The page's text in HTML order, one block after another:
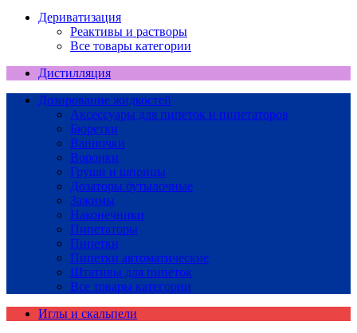
Дериватизация
Реактивы и растворы
Все товары категории
Дистилляция
Дозирование жидкостей
Аксессуары для пипеток и пипетаторов
Бюретки
Ванночки
Воронки
Груши и шприцы
Дозаторы бутылочные
Зажимы
Наконечники
Пипетаторы
Пипетки
Пипетки автоматические
Штативы для пипеток
Все товары категории
Иглы и скальпели